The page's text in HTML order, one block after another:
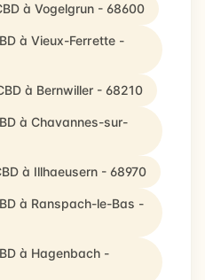
à Vogelgrun - 68600
à Vieux-Ferrette -
à Bernwiller - 68210
à Chavannes-sur-
à Illhaeusern - 68970
à Ranspach-le-Bas -
à Hagenbach -